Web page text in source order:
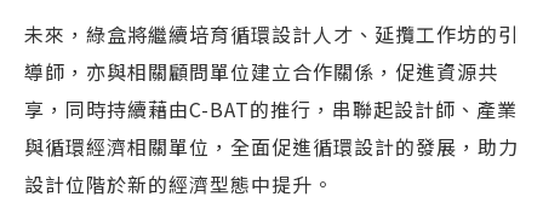
未來，綠盒將繼續培育循環設計人才、延攬工作坊的引
導師，亦與相關顧問單位建立合作關係，促進資源共
享，同時持續藉由C-BAT的推行，串聯起設計師、產業
與循環經濟相關單位，全面促進循環設計的發展，助力
設計位階於新的經濟型態中提升。